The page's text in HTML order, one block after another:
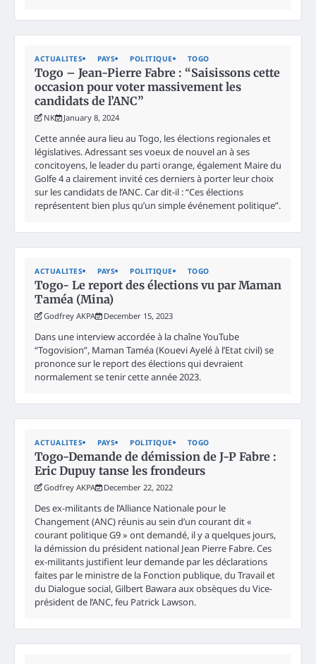
ACTUALITES PAYS POLITIQUE TOGO
Togo – Jean-Pierre Fabre : “Saisissons cette
occasion pour voter massivement les
candidats de l’ANC”
NK January 8, 2024
Cette année aura lieu au Togo, les élections regionales et
législatives. Adressant ses voeux de nouvel an à ses
concitoyens, le leader du parti orange, également Maire du
Golfe 4 a clairement invité ces derniers à porter leur choix
sur les candidats de l’ANC. Car dit-il : “Ces élections
représentent bien plus qu’un simple événement politique”.
ACTUALITES PAYS POLITIQUE TOGO
Togo- Le report des élections vu par Maman
Taméa (Mina)
Godfrey AKPA December 15, 2023
Dans une interview accordée à la chaîne YouTube
“Togovision”, Maman Taméa (Kouevi Ayelé à l’Etat civil) se
prononce sur le report des élections qui devraient
normalement se tenir cette année 2023.
ACTUALITES PAYS POLITIQUE TOGO
Togo-Demande de démission de J-P Fabre :
Eric Dupuy tanse les frondeurs
Godfrey AKPA December 22, 2022
Des ex-militants de l’Alliance Nationale pour le
Changement (ANC) réunis au sein d’un courant dit «
courant politique G9 » ont demandé, il y a quelques jours,
la démission du président national Jean Pierre Fabre. Ces
ex-militants justifient leur demande par les déclarations
faites par le ministre de la Fonction publique, du Travail et
du Dialogue social, Gilbert Bawara aux obsèques du Vice-
président de l’ANC, feu Patrick Lawson.